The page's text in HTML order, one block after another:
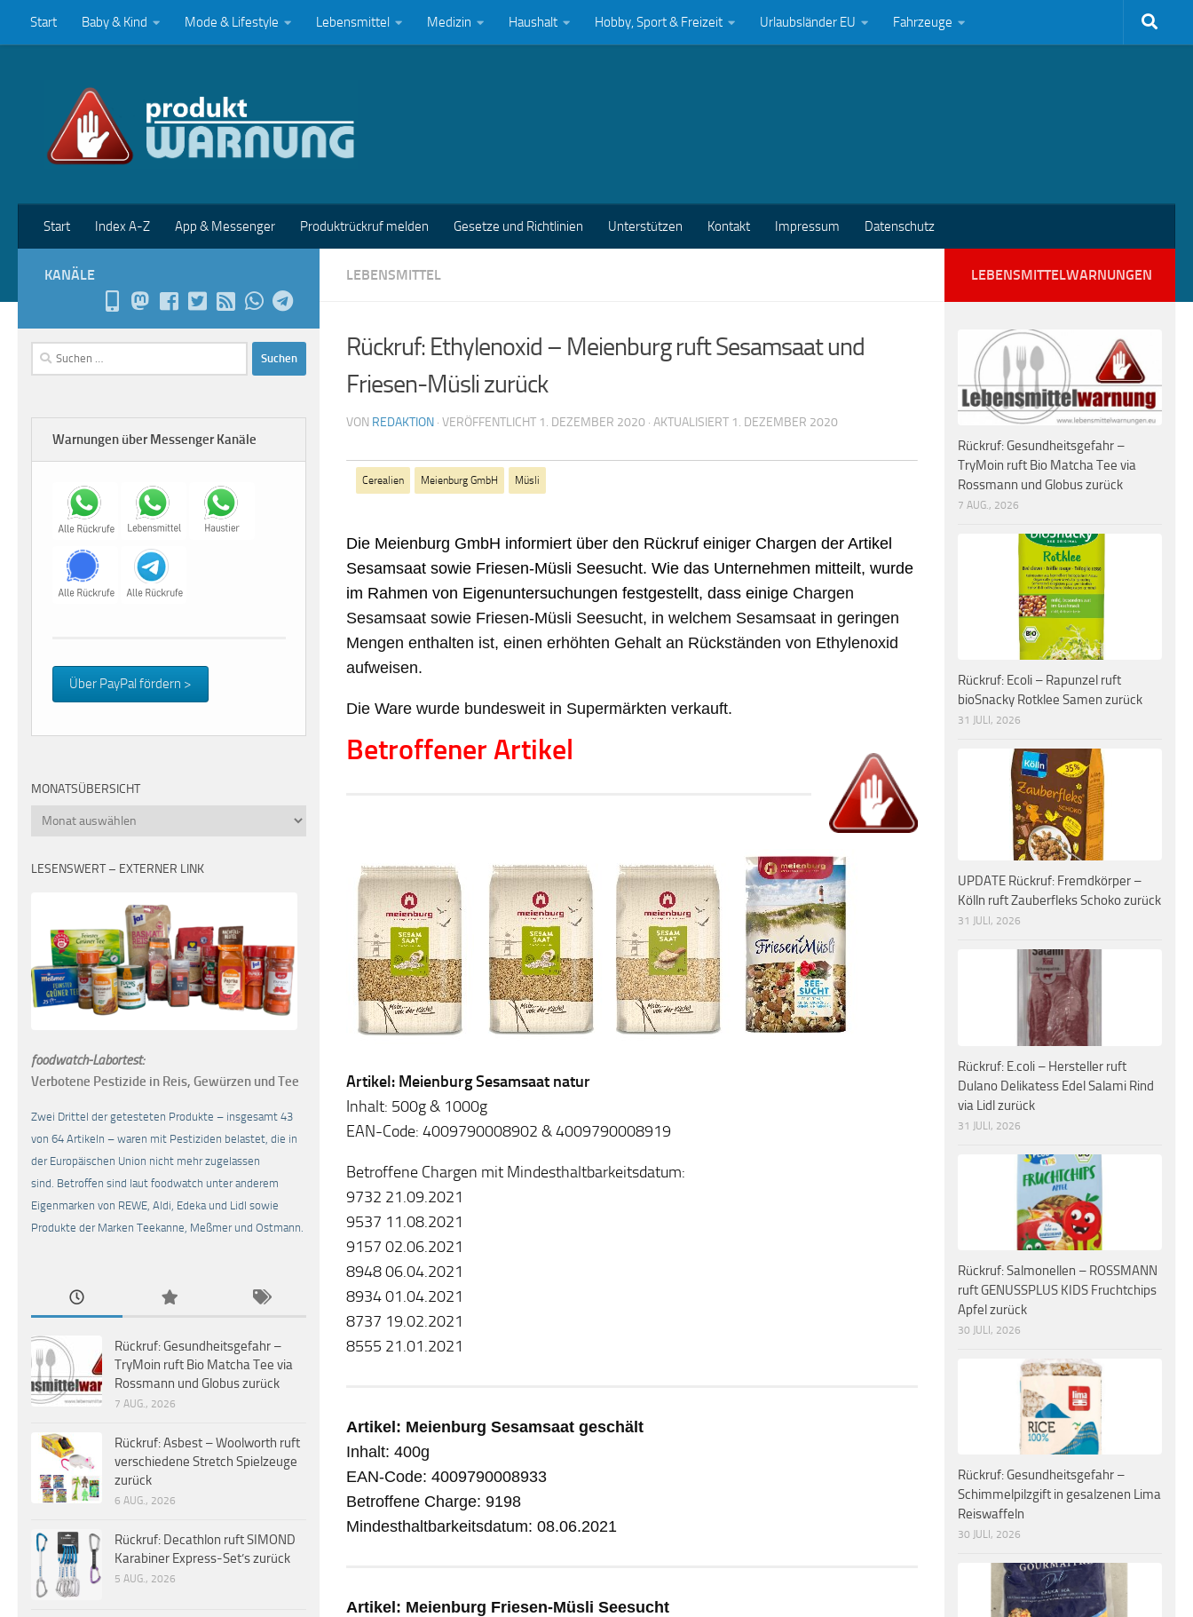
Zum Inhalt springen
Start Baby & Kind Mode & Lifestyle Lebensmittel Medizin Haushalt Hobby, Sport & Freizeit Urlaubsländer EU Fahrzeuge
Start Index A-Z App & Messenger Produktrückruf melden Gesetze und Richtlinien Unterstützen Kontakt Impressum Datenschutz
LEBENSMITTEL
Rückruf: Ethylenoxid – Meienburg ruft Sesamsaat und
Friesen-Müsli zurück
VON REDAKTION · VERÖFFENTLICHT 1. DEZEMBER 2020 · AKTUALISIERT 1. DEZEMBER 2020
Cerealien Meienburg GmbH Müsli
Die Meienburg GmbH informiert über den Rückruf einiger Chargen der Artikel
Sesamsaat sowie Friesen-Müsli Seesucht. Wie das Unternehmen mitteilt, wurde
im Rahmen von Eigenuntersuchungen festgestellt, dass einige Chargen
Sesamsaat sowie Friesen-Müsli Seesucht, in welchem Sesamsaat in geringen
Mengen enthalten ist, einen erhöhten Gehalt an Rückständen von Ethylenoxid
aufweisen.
Die Ware wurde bundesweit in Supermärkten verkauft.
Betroffener Artikel
Artikel: Meienburg Sesamsaat natur
Inhalt: 500g & 1000g
EAN-Code: 4009790008902 & 4009790008919
Betroffene Chargen mit Mindesthaltbarkeitsdatum:
9732 21.09.2021
9537 11.08.2021
9157 02.06.2021
8948 06.04.2021
8934 01.04.2021
8737 19.02.2021
8555 21.01.2021
Artikel: Meienburg Sesamsaat geschält
Inhalt: 400g
EAN-Code: 4009790008933
Betroffene Charge: 9198
Mindesthaltbarkeitsdatum: 08.06.2021
Artikel: Meienburg Friesen-Müsli Seesucht
KANÄLE
Suchen
nach:
Warnungen über Messenger Kanäle
Über PayPal fördern >
MONATSÜBERSICHT
Monatsübersicht
LESENSWERT – EXTERNER LINK
foodwatch-Labortest:
Verbotene Pestizide in Reis, Gewürzen und Tee
Zwei Drittel der getesteten Produkte – insgesamt 43
von 64 Artikeln – waren mit Pestiziden belastet, die in
der Europäischen Union nicht mehr zugelassen
sind. Betroffen sind laut foodwatch unter anderem
Eigenmarken von REWE, Aldi, Edeka und Lidl sowie
Produkte der Marken Teekanne, Meßmer und Ostmann.
Rückruf: Gesundheitsgefahr –
TryMoin ruft Bio Matcha Tee via
Rossmann und Globus zurück
7 AUG., 2026
Rückruf: Asbest – Woolworth ruft
verschiedene Stretch Spielzeuge
zurück
6 AUG., 2026
Rückruf: Decathlon ruft SIMOND
Karabiner Express-Set’s zurück
5 AUG., 2026
LEBENSMITTELWARNUNGEN
Rückruf: Gesundheitsgefahr –
TryMoin ruft Bio Matcha Tee via
Rossmann und Globus zurück
7 AUG., 2026
Rückruf: Ecoli – Rapunzel ruft
bioSnacky Rotklee Samen zurück
31 JULI, 2026
UPDATE Rückruf: Fremdkörper –
Kölln ruft Zauberfleks Schoko zurück
31 JULI, 2026
Rückruf: E.coli – Hersteller ruft
Dulano Delikatess Edel Salami Rind
via Lidl zurück
31 JULI, 2026
Rückruf: Salmonellen – ROSSMANN
ruft GENUSSPLUS KIDS Fruchtchips
Apfel zurück
30 JULI, 2026
Rückruf: Gesundheitsgefahr –
Schimmelpilzgift in gesalzenen Lima
Reiswaffeln
30 JULI, 2026